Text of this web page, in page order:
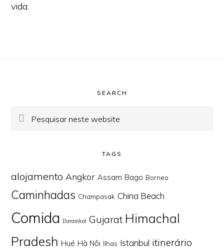
vida.
SEARCH
Pesquisar
TAGS
alojamento Angkor Assam Bago Borneo
Caminhadas Champasak China Beach
Comida Daramkot Gujarat Himachal
Pradesh Hué Hà Nôi Ilhas Istanbul itinerário